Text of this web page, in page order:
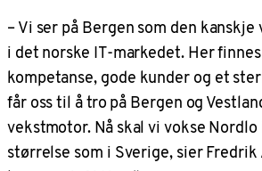
– Vi ser på Bergen som den
i det norske IT-markedet. Her
kompetanse, gode kunder og et
får oss til å tro på Bergen og
vekstmotor. Nå skal vi vokse
størrelse som i Sverige, sier Fredrik